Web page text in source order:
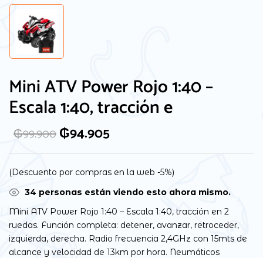
Mini ATV Power Rojo 1:40 –
Escala 1:40, tracción e
₲99.900₲94.905
(Descuento por compras en la web -5%)
34 personas están viendo esto ahora mismo.
Mini ATV Power Rojo 1:40 – Escala 1:40, tracción en 2
ruedas. Función completa: detener, avanzar, retroceder,
izquierda, derecha. Radio frecuencia 2,4GHz con 15mts de
alcance y velocidad de 13km por hora. Neumáticos